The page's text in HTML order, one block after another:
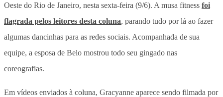
Oeste do Rio de Janeiro, nesta sexta-feira (9/6). A musa fitness foi
flagrada pelos leitores desta coluna, parando tudo por lá ao fazer
algumas dancinhas para as redes sociais. Acompanhada de sua
equipe, a esposa de Belo mostrou todo seu gingado nas
coreografias.
Em vídeos enviados à coluna, Gracyanne aparece sendo filmada por